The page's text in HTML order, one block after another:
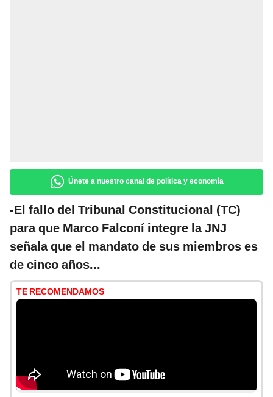
Únete a nuestro canal de política y economía
-El fallo del Tribunal Constitucional (TC)
para que Marco Falconí integre la JNJ
señala que el mandato de sus miembros es
de cinco años...
TE RECOMENDAMOS